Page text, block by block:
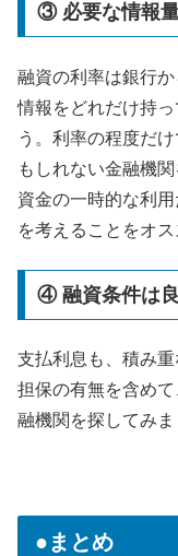
③ 必要な情報
融資の利率は銀行
情報をどれだけ持
う。利率の程度だ
もしれない金融機
資金の一時的な利
を考えることをオス
④ 融資条件は
支払利息も、積み重
担保の有無を含め
融機関を探してみま
●まとめ